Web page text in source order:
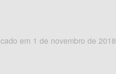
em 1 de novembro de 2018